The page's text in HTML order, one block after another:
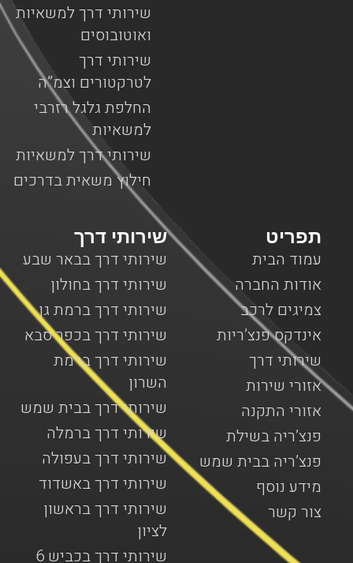
שירותי דרך למשאיות
ואוטובוסים
שירותי דרך
לטרקטורים וצמ”ה
החלפת גלגל רזרבי
למשאיות
שירותי דרך למשאיות
חילוץ משאית בדרכים
שירותי דרך
שירותי דרך בבאר שבע
שירותי דרך בחולון
שירותי דרך ברמת גן
שירותי דרך בכפר סבא
שירותי דרך ברמת
השרון
שירותי דרך בבית שמש
שירותי דרך ברמלה
שירותי דרך בעפולה
שירותי דרך באשדוד
שירותי דרך בראשון
לציון
שירותי דרך בכביש 6
תפריט
עמוד הבית
אודות החברה
צמיגים לרכב
אינדקס פנצ’ריות
שירותי דרך
אזורי שירות
אזורי התקנה
פנצ’ריה בשילת
פנצ’ריה בבית שמש
מידע נוסף
צור קשר